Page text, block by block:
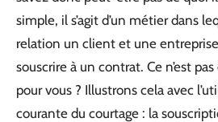
simple, il s’agit d’un métier dans
relation un client et une
souscrire à un contrat. Ce n’est
pour vous ? Illustrons cela avec
courante du courtage : la